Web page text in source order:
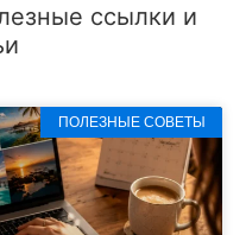
ссылки и
ПОЛЕЗНЫЕ СОВЕТЫ